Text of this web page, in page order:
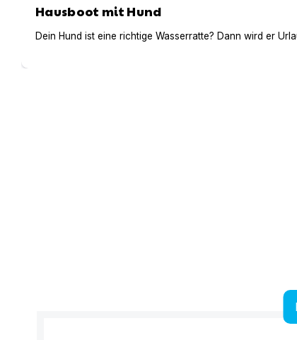
Hausboot mit Hund
Dein Hund ist eine richtige Wasserratte? Dann wird er